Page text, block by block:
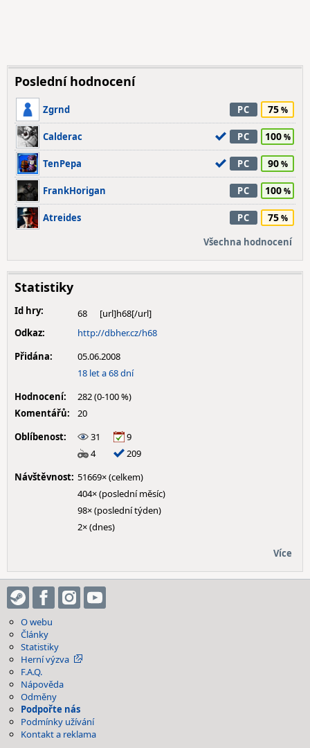
Poslední hodnocení
Zgrnd PC 75
Calderac PC 100
TenPepa PC 90
FrankHorigan PC 100
Atreides PC 75
Všechna hodnocení
Statistiky
Id hry:
68
Odkaz:
http://dbher.cz/h68
Přidána:
05.06.2008
18 let a 68 dní
Hodnocení:
282 (0-100 %)
Komentářů:
20
Oblíbenost:
31
9
4
209
Návštěvnost: 51669× (celkem)
404× (poslední měsíc)
98× (poslední týden)
2× (dnes)
Více
O webu
Články
Statistiky
Herní výzva
F.A.Q.
Nápověda
Odměny
Podpořte nás
Podmínky užívání
Kontakt a reklama